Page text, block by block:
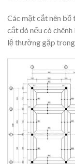
Các mặt cắt nên bố
cắt đó nếu có
lệ thường gặp trong